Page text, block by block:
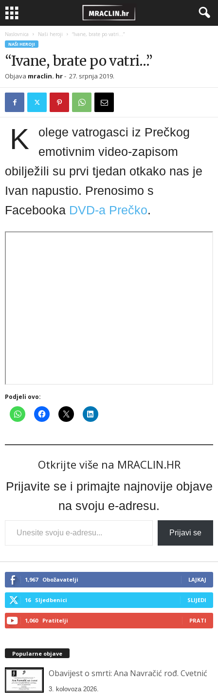
Naslovnica Naši heroji “Ivane, brate po vatri…”
NAŠI HEROJI
“Ivane, brate po vatri…”
Objava mraclin. hr- 27. srpnja 2019.
K
olege vatrogasci iz Prečkog
emotivnim video-zapisom
obilježili su prvi tjedan otkako nas je
Ivan napustio. Prenosimo s
Facebooka DVD-a Prečko.
Podjeli ovo:
Otkrijte više na MRACLIN.HR
Prijavite se i primajte najnovije objave
na svoju e-adresu.
Type
your
email…
Prijavi se
1,967 Obožavatelji LAJKAJ
16 Sljedbenici SLIJEDI
1,060 Pratitelji PRATI
Popularne objave
Obavijest o smrti: Ana Navračić rođ. Cvetnić
3. kolovoza 2026.